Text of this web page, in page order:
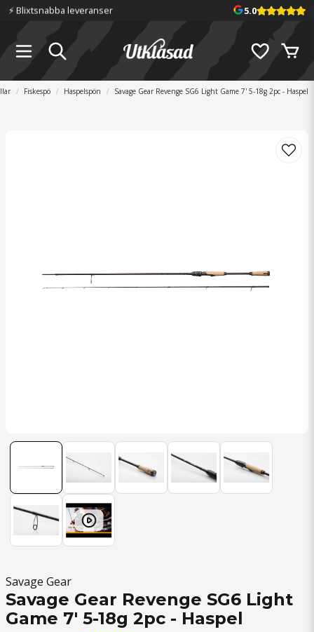
⚡️ Blixtsnabba leveranser 5.0
Fiskespö Haspelspön Savage Gear Revenge SG6 Light Game 7' 5-18g 2pc - Haspel
Savage Gear
Savage Gear Revenge SG6 Light
Game 7' 5-18g 2pc - Haspel